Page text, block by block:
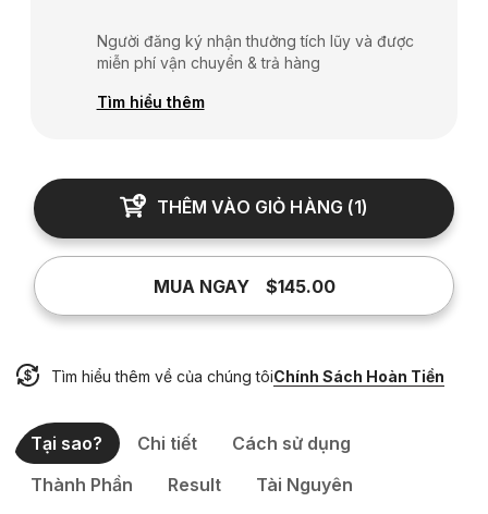
Người đăng ký nhận thưởng tích lũy và được
miễn phí vận chuyển & trả hàng
Tìm hiểu thêm
THÊM VÀO GIỎ HÀNG (1)
MUA NGAY $145.00
Tìm hiểu thêm về của chúng tôiChính Sách Hoàn Tiền
Tại sao? Chi tiết
Cách sử dụng
Thành Phần
Result Tài Nguyên